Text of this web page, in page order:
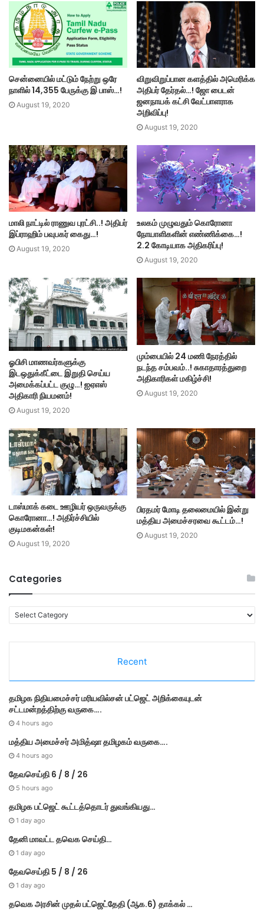
சென்னையில் மட்டும் நேற்று ஒரே
நாளில் 14,355 பேருக்கு இ பாஸ்…!
August 19, 2020
விறுவிறுப்பான களத்தில் அமெரிக்க
அதிபர் தேர்தல்…! ஜோ பைடன்
ஜனநாயக் கட்சி வேட்பாளராக
அறிவிப்பு!
August 19, 2020
மாலி நாட்டில் ராணுவ புரட்சி..! அதிபர்
இப்ராஹிம் பவுபகர் கைது…!
August 19, 2020
உலகம் முழுவதும் கொரோனா
நோயாளிகளின் எண்ணிக்கை…!
2.2 கோடியாக அதிகரிப்பு!
August 19, 2020
ஓபிசி மாணவர்களுக்கு
இடஒதுக்கீட்டை இறுதி செய்ய
அமைக்கப்பட்ட குழு…! ஐஏஎஸ்
அதிகாரி நியமனம்!
August 19, 2020
மும்பையில் 24 மணி நேரத்தில்
நடந்த சம்பவம்..! சுகாதாரத்துறை
அதிகாரிகள் மகிழ்ச்சி!
August 19, 2020
டாஸ்மாக் கடை ஊழியர் ஒருவருக்கு
கொரோனா…! அதிர்ச்சியில்
குடிமகன்கள்!
August 19, 2020
பிரதமர் மோடி தலைமையில் இன்று
மத்திய அமைச்சரவை கூட்டம்…!
August 19, 2020
Categories
a
i
e
s
Recent
தமி​ழ​க நிதியமைச்சர் மரியவில்சன் பட்ஜெட் அறிக்கையுடன்
சட்டமன்றத்திற்கு வருகை….
4 hours ago
மத்திய அமைச்சர் அமித்ஷா தமிழகம் வருகை….
4 hours ago
தேவசெய்தி 6 / 8 / 26
5 hours ago
தமிழக பட்ஜெட் கூட்டத்தொடர் துவங்கியது…
1 day ago
தேனி மாவட்ட தவெக செய்தி…
1 day ago
தேவசெய்தி 5 / 8 / 26
1 day ago
தவெக அரசின் முதல் பட்​ஜெட்தேதி (ஆக.6) தாக்​கல் …